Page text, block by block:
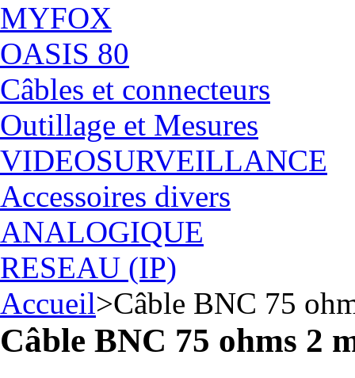
MYFOX
OASIS 80
Câbles et connecteurs
Outillage et Mesures
VIDEOSURVEILLANCE
Accessoires divers
ANALOGIQUE
RESEAU (IP)
Accueil>Câble BNC 75
Câble BNC 75 ohms 2